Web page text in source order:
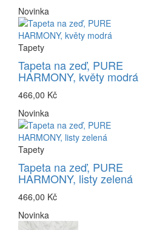
Novinka
Tapety
Tapeta na zeď, PURE
HARMONY, květy modrá
466,00 Kč
Novinka
Tapety
Tapeta na zeď, PURE
HARMONY, listy zelená
466,00 Kč
Novinka